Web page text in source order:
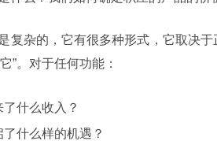
复杂的，它有很多种形式，它取决
”。对于任何功能：
什么收入？
什么样的机遇？